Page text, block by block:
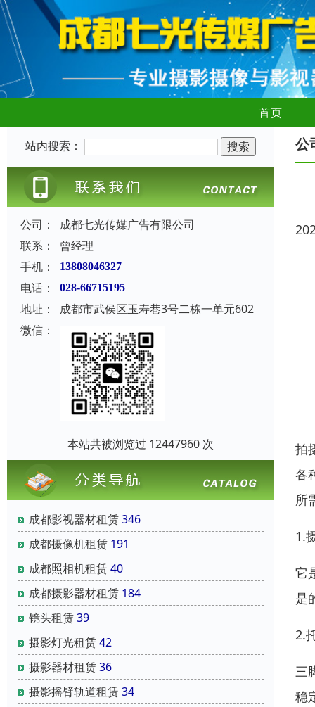
首页
站内搜索：
公司：
成都七光传媒广告有限公司
联系：
曾经理
手机：
13808046327
电话： 028-66715195
地址：
成都市武侯区玉寿巷3号二栋一单元602
微信：
本站共被浏览过 12447960 次
成都影视器材租赁346
成都摄像机租赁 191
成都照相机租赁40
成都摄影器材租赁 184
镜头租赁39
摄影灯光租赁42
摄影器材租赁36
摄影摇臂轨道租赁34
公
拍
各
所
1.
它
是
2.
三
稳